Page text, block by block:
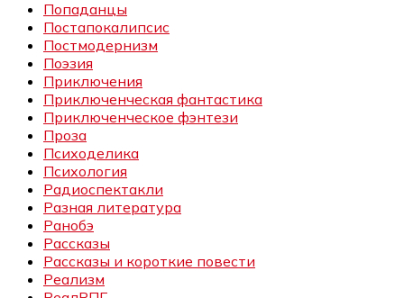
Попаданцы
Постапокалипсис
Постмодернизм
Поэзия
Приключения
Приключенческая фантастика
Приключенческое фэнтези
Проза
Психоделика
Психология
Радиоспектакли
Разная литература
Ранобэ
Рассказы
Рассказы и короткие повести
Реализм